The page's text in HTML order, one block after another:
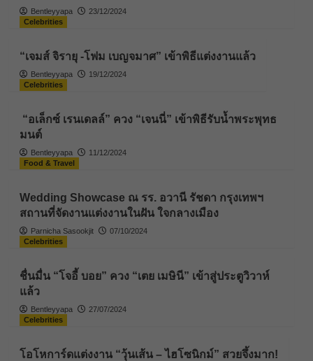
Bentleyyapa
23/12/2024
Celebrities
“เจมส์ จิรายุ -โฟม เบญจมาศ” เข้าพิธีแต่งงานแล้ว
Bentleyyapa
19/12/2024
Celebrities
“อเล็กซ์ เรนเดลล์” ควง “เจนนี่” เข้าพิธีรับน้ำพระพุทธ
มนต์
Bentleyyapa
11/12/2024
Food & Travel
Wedding Showcase ณ รร. อวานี รัชดา กรุงเทพฯ
สถานที่จัดงานแต่งงานในฝัน ใจกลางเมือง
Parnicha Sasookjit
07/10/2024
Celebrities
ชื่นมื่น “โจอี้ บอย” ควง “เตย เมษินี” เข้าสู่ประตูวิวาห์
แล้ว
Bentleyyapa
27/07/2024
Celebrities
โอโหการ์ดแต่งงาน “วุ้นเส้น – ไฮโซนิกม์” สวยจึ้งมาก!